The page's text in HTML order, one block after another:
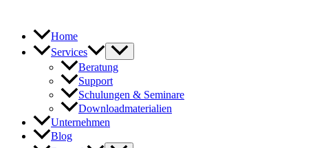
springen
Home
Services
Beratung
Support
Schulungen & Seminare
Downloadmaterialien
Unternehmen
Blog